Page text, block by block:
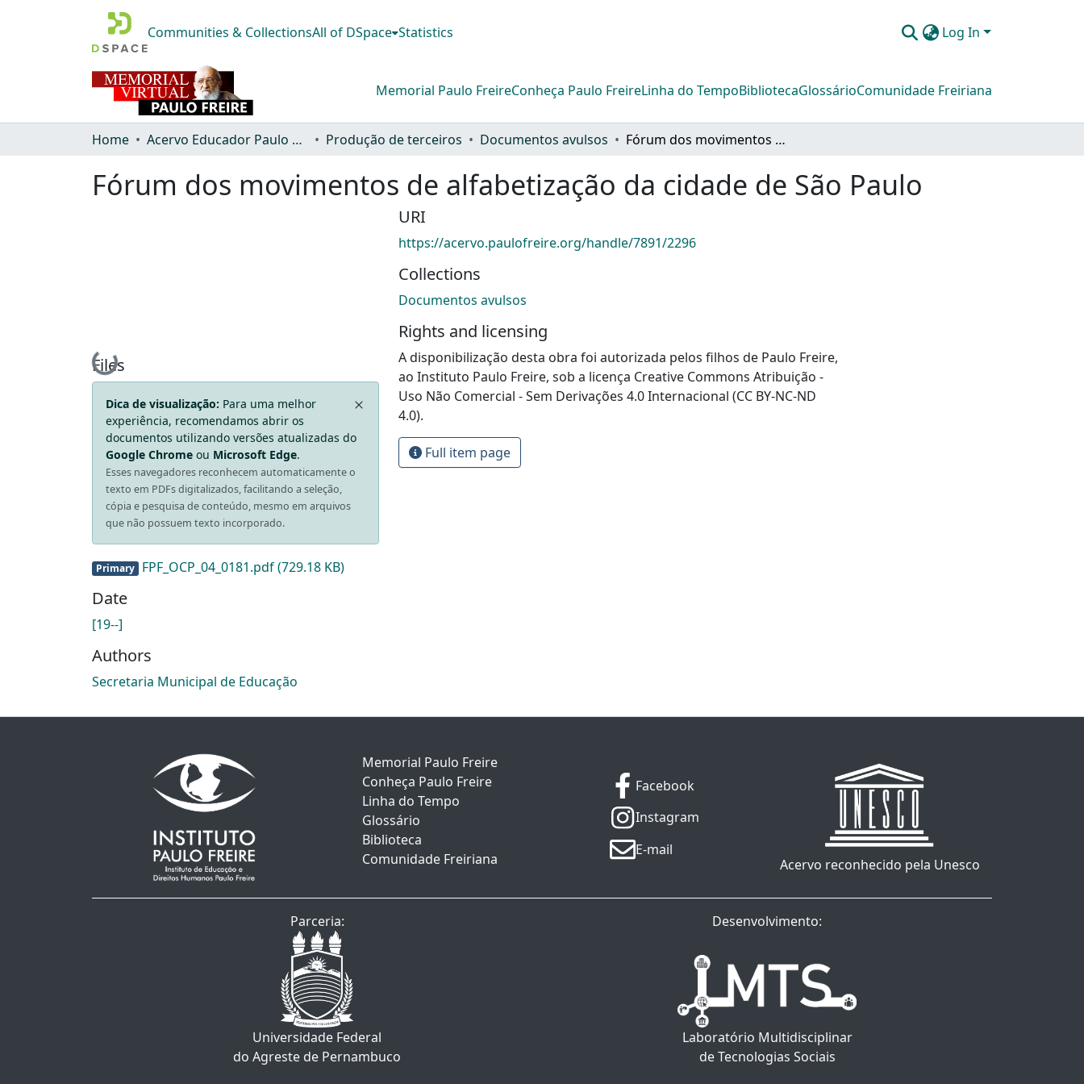
Communities & CollectionsAll of DSpace Statistics Log In
Memorial Paulo FreireConheça Paulo FreireLinha do TempoBibliotecaGlossárioComunidade Freiriana
Home Acervo Educador Paulo Freire Produção de terceiros Documentos avulsos Fórum dos movimentos de alfabetização da cidade de São Paulo
Fórum dos movimentos de alfabetização da cidade de São Paulo
Loading...
Files
Dica de visualização: Para uma melhor
experiência, recomendamos abrir os
documentos utilizando versões atualizadas do
Google Chrome ou Microsoft Edge.
Esses navegadores reconhecem automaticamente o
texto em PDFs digitalizados, facilitando a seleção,
cópia e pesquisa de conteúdo, mesmo em arquivos
que não possuem texto incorporado.
Primary FPF_OCP_04_0181.pdf(729.18 KB)
Date
[19--]
Authors
Secretaria Municipal de Educação
URI
https://acervo.paulofreire.org/handle/7891/2296
Collections
Documentos avulsos
Rights and licensing
A disponibilização desta obra foi autorizada pelos filhos de Paulo Freire,
ao Instituto Paulo Freire, sob a licença Creative Commons Atribuição -
Uso Não Comercial - Sem Derivações 4.0 Internacional (CC BY-NC-ND
4.0).
Full item page
Memorial Paulo Freire
Conheça Paulo Freire
Linha do Tempo
Glossário
Biblioteca
Comunidade Freiriana
Facebook
Instagram
E-mail
Acervo reconhecido pela Unesco
Parceria:
Universidade Federal
do Agreste de Pernambuco
Desenvolvimento:
Laboratório Multidisciplinar
de Tecnologias Sociais